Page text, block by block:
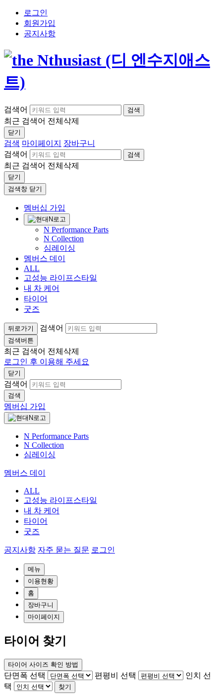
로그인
회원가입
공지사항
검색어 검색
최근 검색어 전체삭제
닫기
검색 마이페이지
장바구니
검색어
검색
최근 검색어 전체삭제
닫기
검색창 닫기
멤버십 가입
N Performance Parts
N Collection
심레이싱
멤버스 데이
ALL
고성능 라이프스타일
내 차 케어
타이어
굿즈
뒤로가기 검색어
검색버튼
최근 검색어 전체삭제
로그인 후 이용해 주세요
닫기
검색어
검색
멤버십 가입
N Performance Parts
N Collection
심레이싱
멤버스 데이
ALL
고성능 라이프스타일
내 차 케어
타이어
굿즈
공지사항 자주 묻는 질문 로그인
메뉴
이용현황
홈
장바구니
마이페이지
타이어 찾기
타이어 사이즈 확인 방법
단면폭 선택 편평비 선택
인치 선
택
찾기